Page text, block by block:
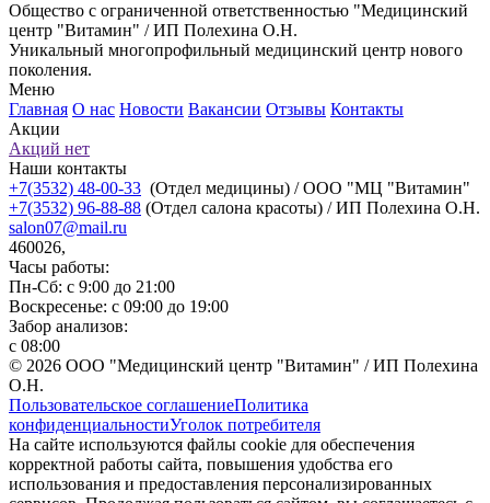
Общество с ограниченной ответственностью "Медицинский
центр "Витамин" / ИП Полехина О.Н.
Уникальный многопрофильный медицинский центр нового
поколения.
Меню
Главная О нас Новости Вакансии Отзывы Контакты
Акции
Акций нет
Наши контакты
+7(3532) 48-00-33 (Отдел медицины) / ООО "МЦ "Витамин"
+7(3532) 96-88-88 (Отдел салона красоты) / ИП Полехина О.Н.
salon07@mail.ru
460026,
Часы работы:
Пн-Сб: с 9:00 до 21:00
Воскресенье: с 09:00 до 19:00
Забор анализов:
с 08:00
© 2026 ООО "Медицинский центр "Витамин" / ИП Полехина
О.Н.
Пользовательское соглашениеПолитика
конфиденциальностиУголок потребителя
На сайте используются файлы cookie для обеспечения
корректной работы сайта, повышения удобства его
использования и предоставления персонализированных